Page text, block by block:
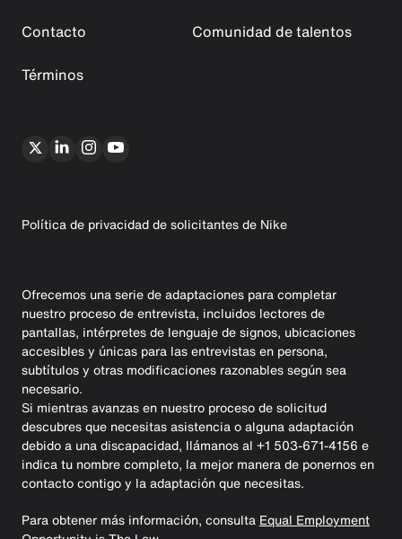
Contacto
Comunidad de talentos
Términos
Política de privacidad de solicitantes de Nike
Ofrecemos una serie de adaptaciones para completar
nuestro proceso de entrevista, incluidos lectores de
pantallas, intérpretes de lenguaje de signos, ubicaciones
accesibles y únicas para las entrevistas en persona,
subtítulos y otras modificaciones razonables según sea
necesario.
Si mientras avanzas en nuestro proceso de solicitud
descubres que necesitas asistencia o alguna adaptación
debido a una discapacidad, llámanos al +1 503-671-4156 e
indica tu nombre completo, la mejor manera de ponernos en
contacto contigo y la adaptación que necesitas.
Para obtener más información, consulta Equal Employment